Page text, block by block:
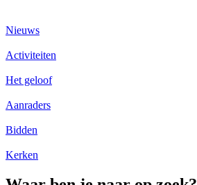
Nieuws
Activiteiten
Het geloof
Aanraders
Bidden
Kerken